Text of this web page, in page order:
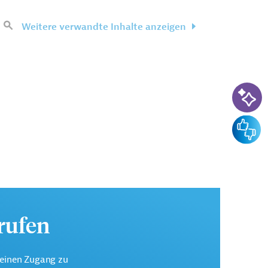
Weitere verwandte Inhalte anzeigen
Zugang zu
KI-